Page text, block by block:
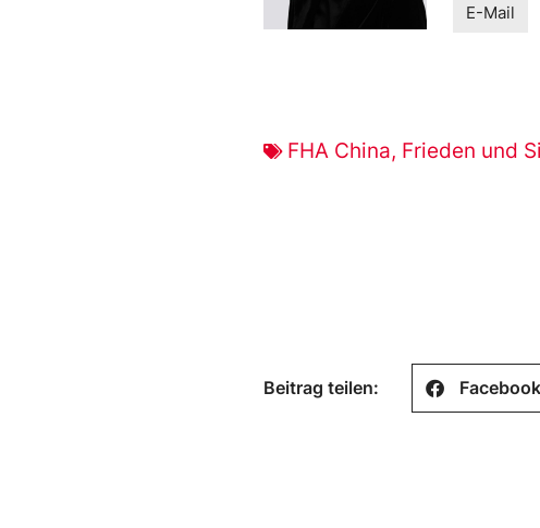
E-Mail
FHA China, Frieden und
Beitrag teilen: Facebook